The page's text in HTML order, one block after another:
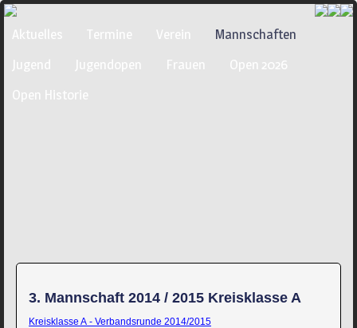
Navigation
überspringen
Aktuelles Termine Verein
Mannschaften
Jugend
Jugendopen Frauen
Open 2026
Open Historie
3. Mannschaft 2014 / 2015 Kreisklasse A
Kreisklasse A - Verbandsrunde 2014/2015